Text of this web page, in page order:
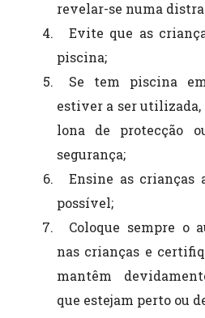
revelar-se numa
Evite que as
piscina;
Se tem piscina
estiver a ser utilizada,
lona de protecção
segurança;
Ensine as crianças
possível;
Coloque sempre o
nas crianças e
mantêm
que estejam perto ou